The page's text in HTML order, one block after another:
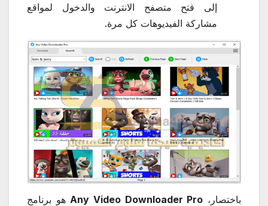
إلى فتح متصفح الانترنت والدخول لمواقع
مشاركة الفيديوهات كل مرة.
باختصار، Any Video Downloader Pro هو برنامج